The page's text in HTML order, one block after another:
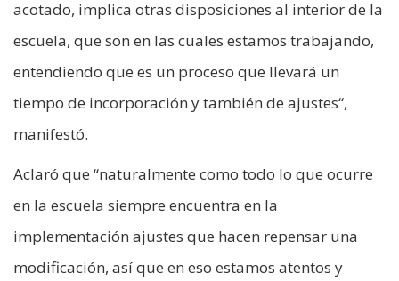
acotado, implica otras disposiciones al interior de la
escuela, que son en las cuales estamos trabajando,
entendiendo que es un proceso que llevará un
tiempo de incorporación y también de ajustes“,
manifestó.
Aclaró que “naturalmente como todo lo que ocurre
en la escuela siempre encuentra en la
implementación ajustes que hacen repensar una
modificación, así que en eso estamos atentos y